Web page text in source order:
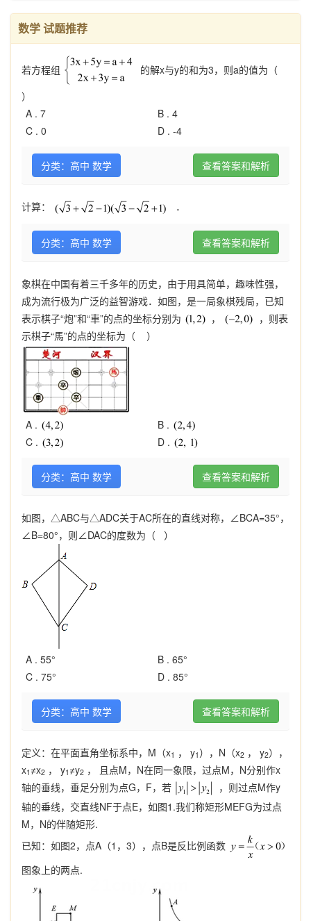
数学 试题推荐
若方程组
的解x与y的和为3，则a的值为（
）
A . 7 B . 4
C . 0 D . -4
分类：高中 数学 查看答案和解析
计算： ．
分类：高中 数学 查看答案和解析
象棋在中国有着三千多年的历史，由于用具简单，趣味性强，
成为流行极为广泛的益智游戏．如图，是一局象棋残局，已知
表示棋子“炮”和“車”的点的坐标分别为
，
，则表
示棋子“馬”的点的坐标为（ ）
A .
B .
C .
D .
分类：高中 数学 查看答案和解析
如图，△ABC与△ADC关于AC所在的直线对称，∠BCA=35°，
∠B=80°，则∠DAC的度数为（ ）
A . 55° B . 65°
C . 75° D . 85°
分类：高中 数学 查看答案和解析
定义：在平面直角坐标系中，M（x1 ， y1 ），N（x2 ， y2），
x1 ≠x2 ， y1 ≠y2 ， 且点M，N在同一象限，过点M，N分别作x
轴的垂线，垂足分别为点G，F，若
，则过点M作y
轴的垂线，交直线NF于点E，如图1.我们称矩形MEFG为过点
M，N的伴随矩形.
已知：如图2，点A（1，3），点B是反比例函数
图象上的两点.